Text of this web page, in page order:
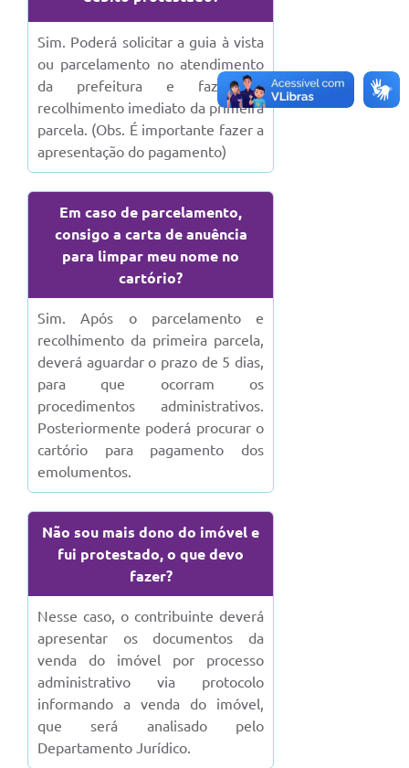
Sim. Poderá solicitar a guia à vista
ou parcelamento no atendimento
da prefeitura e fazer o
recolhimento imediato da primeira
parcela. (Obs. É importante fazer a
apresentação do pagamento)
Em caso de parcelamento,
consigo a carta de anuência
para limpar meu nome no
cartório?
Sim. Após o parcelamento e
recolhimento da primeira parcela,
deverá aguardar o prazo de 5 dias,
para que ocorram os
procedimentos administrativos.
Posteriormente poderá procurar o
cartório para pagamento dos
emolumentos.
Não sou mais dono do imóvel e
fui protestado, o que devo
fazer?
Nesse caso, o contribuinte deverá
apresentar os documentos da
venda do imóvel por processo
administrativo via protocolo
informando a venda do imóvel,
que será analisado pelo
Departamento Jurídico.